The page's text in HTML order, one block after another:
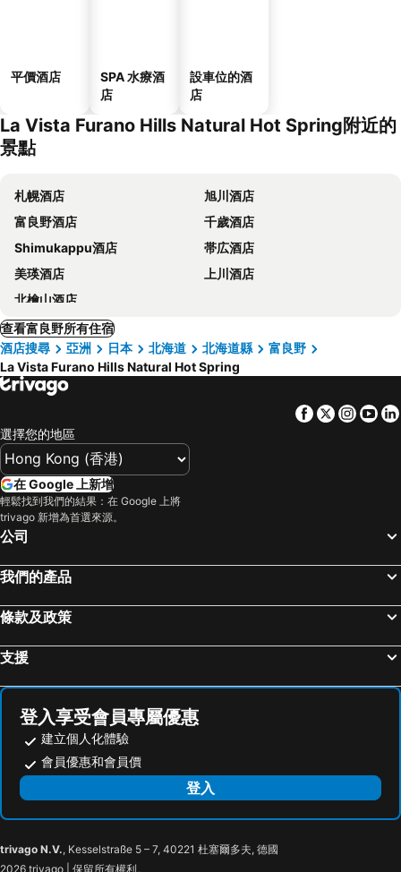
平價酒店
SPA 水療酒
店
設車位的酒
店
La Vista Furano Hills Natural Hot Spring附近的
景點
札幌酒店
旭川酒店
富良野酒店
千歲酒店
Shimukappu酒店
帯広酒店
美瑛酒店
上川酒店
北檜山酒店
查看富良野所有住宿
酒店搜尋
亞洲 日本 北海道 北海道縣
富良野
La Vista Furano Hills Natural Hot Spring
Facebook
Twitter
選擇您的地區
在 Google 上新增
輕鬆找到我們的結果：在 Google 上將
trivago 新增為首選來源。
公司
我們的產品
條款及政策
支援
登入享受會員專屬優惠
建立個人化體驗
會員優惠和會員價
登入
trivago N.V., Kesselstraße 5 – 7, 40221 杜塞爾多夫, 德國
2026 trivago | 保留所有權利。